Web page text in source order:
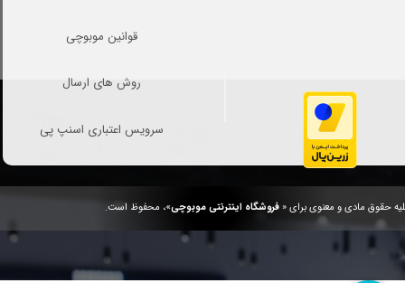
حقوق مادی و معنوی برای «فروشگاه اینترنتی موبوچی»، محفوظ است.
قوانین موبوچی
روش های ارسال
سرویس اعتباری اسنپ پی